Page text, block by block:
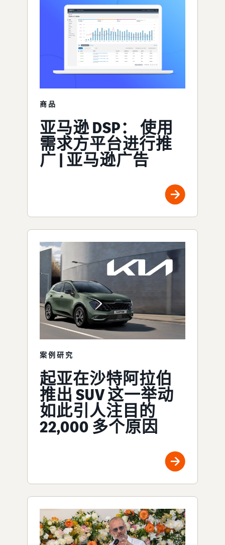
商品
亚马逊 DSP： 使用
需求方平台进行推
广 | 亚马逊广告
案例研究
起亚在沙特阿拉伯
推出 SUV 这一举动
如此引人注目的
22,000 多个原因